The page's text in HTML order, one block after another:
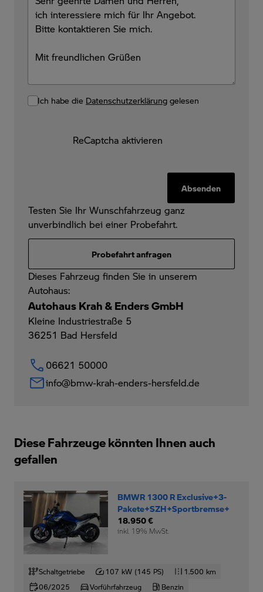
Ich habe die Datenschutzerklärung gelesen
ReCaptcha aktivieren
Absenden
Testen Sie Ihr Wunschfahrzeug ganz
unverbindlich bei einer Probefahrt.
Probefahrt anfragen
Dieses Fahrzeug finden Sie in unserem
Autohaus:
Autohaus Krah & Enders GmbH
Kleine Industriestraße 5
36251 Bad Hersfeld
06621 50000
info@bmw-krah-enders-hersfeld.de
Diese Fahrzeuge könnten Ihnen auch
gefallen
BMWR 1300 R Exclusive+3-
Pakete+SZH+Sportbremse+
18.950 €
inkl. 19% MwSt.
Schaltgetriebe 107 kW (145 PS)
1.500 km
06/2025
Vorführfahrzeug
Benzin